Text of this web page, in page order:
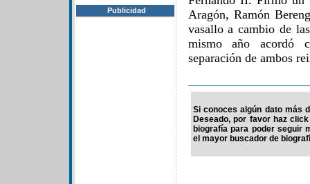
Publicidad
Aragón, Ramón
vasallo a cambio de
mismo año acordó
separación de ambos
Si conoces algún dato más
Deseado, por favor haz
biografía para poder seguir
el mayor buscador de